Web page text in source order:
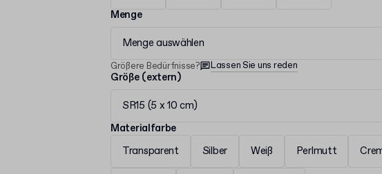
Menge
Menge auswählen
Größere Bedürfnisse? Lassen Sie uns reden
Größe (extern)
SR15 (5 x 10 cm)
Materialfarbe
Transparent Silber Weiß Perlmutt